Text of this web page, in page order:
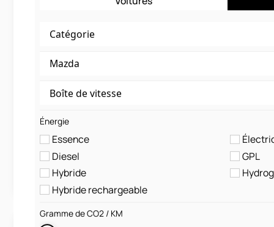
Énergie
Essence
Diesel
GPL
Hybride
Hybride rechargeable
Gramme de CO2 / KM
Q3 Sportback
LLD sans apport
Nous contacter